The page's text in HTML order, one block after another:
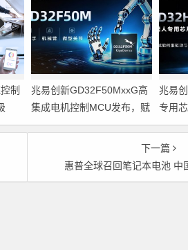
制
控
兆易创新GD32F50MxxG高
集成电机控制MCU发布，赋
能人形机器人关节驱动革新
兆易
专用
能伺
下一篇
惠普全球召回笔记本电池 中